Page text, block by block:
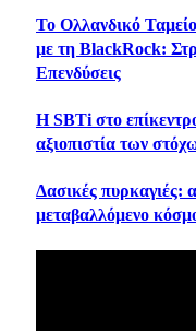
Το Ολλανδικό
με τη BlackRock:
Επενδύσεις
Η SBTi στο
αξιοπιστία των
Δασικές πυρκαγιές:
μεταβαλλόμενο